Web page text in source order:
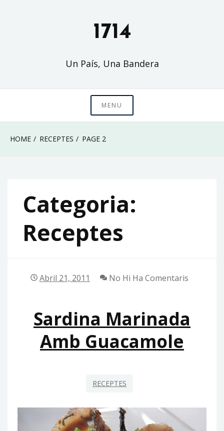
1714
Un País, Una Bandera
MENU
HOME RECEPTES PAGE 2
Categoria:
Receptes
Abril 21, 2011 No Hi Ha Comentaris
Sardina Marinada
Amb Guacamole
RECEPTES